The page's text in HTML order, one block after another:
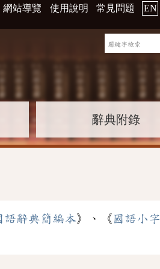
網站導覽 使用說明 常見問題 EN
辭典附錄
語辭典簡編本》、《 國語小字